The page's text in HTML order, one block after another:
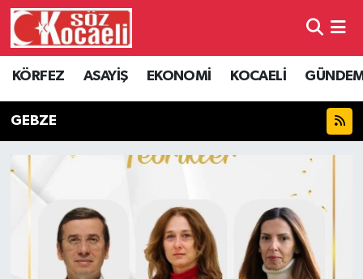
KÖRFEZ ASAYİŞ EKONOMİ KOCAELİ
GEBZE
Kocaeli Hava Durumu
Kocaeli Namaz Vakitleri
Süper Lig Puan Durumu ve Fikstür
Tüm Manşetler